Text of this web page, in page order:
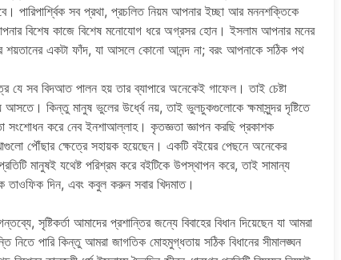
পারিপার্শ্বিক সব প্রথা, প্রচলিত নিয়ম আপনার ইচ্ছা আর মননশক্তিকে
বিশেষ কাজে বিশেষ মনােযােগ ধরে অগ্রসর হােন। ইসলাম আপনার মনের
শয়তানের একটা ফাঁদ, যা আসলে কোনাে আনন্দ না; বরং আপনাকে সঠিক পথ
সব বিদআত পালন হয় তার ব্যাপারে অনেকেই গাফেল। তাই চেষ্টা
কিন্তু মানুষ ভুলের উর্ধ্বে নয়, তাই ভুলচুকগুলােকে ক্ষমাসুন্দর দৃষ্টিতে
সংশােধন করে নেব ইনশাআল্লাহ। কৃতজ্ঞতা জ্ঞাপন করছি প্রকাশক
পৌঁছার ক্ষেত্রে সহায়ক হয়েছেন। একটি বইয়ের পেছনে অনেকের
মানুষই যথেষ্ট পরিশ্রম করে বইটিকে উপস্থাপন করে, তাই সামান্য
তাওফিক দিন, এবং কবুল করুন সবার খিদমাত।
সৃষ্টিকর্তা আমাদের প্রশান্তির জন্যে বিবাহের বিধান দিয়েছেন যা আমরা
নিতে পারি কিন্তু আমরা জাগতিক মোহমুগ্ধতায় সঠিক বিধানের সীমালঙ্ঘন